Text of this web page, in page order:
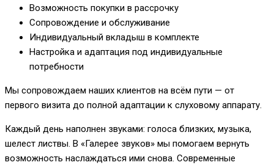
Возможность покупки в рассрочку
Сопровождение и обслуживание
Индивидуальный вкладыш в комплекте
Настройка и адаптация под индивидуальные
потребности
Мы сопровождаем наших клиентов на всём пути — от
первого визита до полной адаптации к слуховому аппарату.
Каждый день наполнен звуками: голоса близких, музыка,
шелест листвы. В «Галерее звуков» мы помогаем вернуть
возможность наслаждаться ими снова. Современные